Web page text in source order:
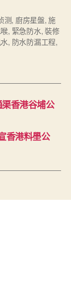
测, 廚房星盤,施
, 緊急防水,裝修
, 防水防漏工程,
香港谷埔公
香港料壆公